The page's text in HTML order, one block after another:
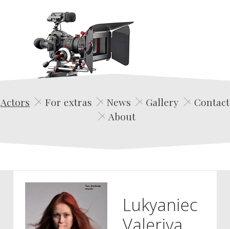
Edwin Film Agencja Aktorska
Actors For extras News Gallery
Contact
About
Lukyaniec